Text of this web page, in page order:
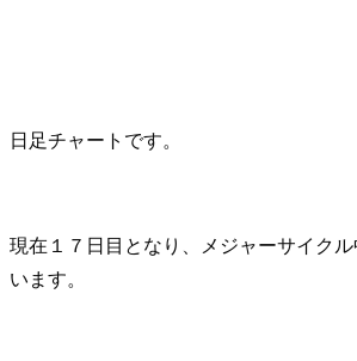
日足チャートです。
現在１７日目となり、メジャーサイク
います。